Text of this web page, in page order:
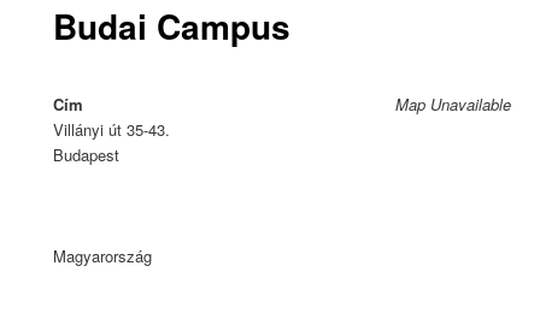
Budai Campus
Map Unavailable
Cím
Villányi út 35-43.
Budapest
Magyarország